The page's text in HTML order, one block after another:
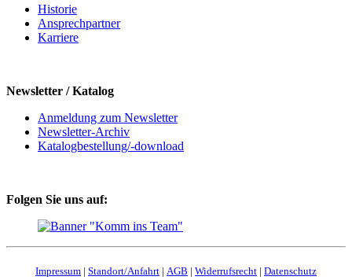
Historie
Ansprechpartner
Karriere
Newsletter / Katalog
Anmeldung zum Newsletter
Newsletter-Archiv
Katalogbestellung/-download
Folgen Sie uns auf:
Impressum | Standort/Anfahrt | AGB | Widerrufsrecht | Datenschutz